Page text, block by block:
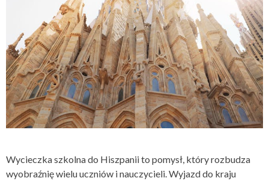
Wycieczka szkolna do Hiszpanii to pomysł, który rozbudza
wyobraźnię wielu uczniów i nauczycieli. Wyjazd do kraju